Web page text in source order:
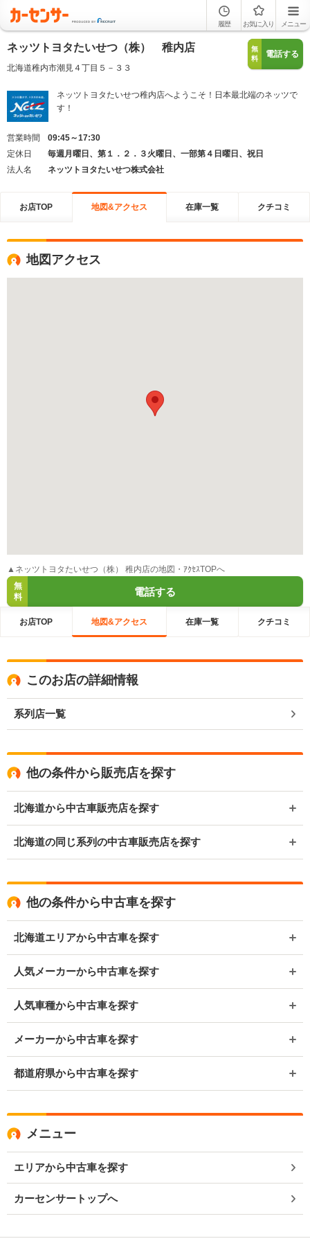
履歴 お気に入り メニュー
ネッツトヨタたいせつ（株） 稚内店
北海道稚内市潮見４丁目５－３３
無
料
電話する
ネッツトヨタたいせつ稚内店へようこそ！日本最北端のネッツで
す！
営業時間
09:45～17:30
定休日
毎週月曜日、第１．２．３火曜日、一部第４日曜日、祝日
法人名
ネッツトヨタたいせつ株式会社
お店TOP 地図&アクセス 在庫一覧 クチコミ
地図アクセス
▲ネッツトヨタたいせつ（株） 稚内店の地図・ｱｸｾｽTOPへ
無
料
電話する
お店TOP 地図&アクセス 在庫一覧 クチコミ
このお店の詳細情報
系列店一覧
他の条件から販売店を探す
北海道から中古車販売店を探す
北海道の同じ系列の中古車販売店を探す
他の条件から中古車を探す
北海道エリアから中古車を探す
人気メーカーから中古車を探す
人気車種から中古車を探す
メーカーから中古車を探す
都道府県から中古車を探す
メニュー
エリアから中古車を探す
カーセンサートップへ